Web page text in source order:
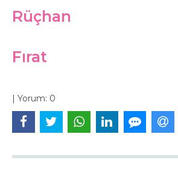
Rüçhan
Fırat
| Yorum: 0